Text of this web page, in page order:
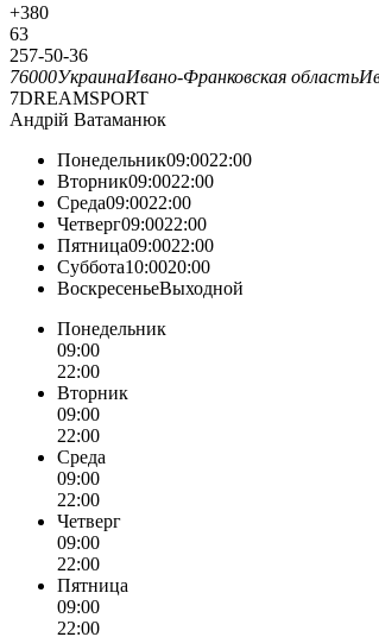
+380
63
257-50-36
76000УкраинаИвано-Франковская область
7DREAMSPORT
Андрій Ватаманюк
Понедельник09:0022:00
Вторник09:0022:00
Среда09:0022:00
Четверг09:0022:00
Пятница09:0022:00
Суббота10:0020:00
ВоскресеньеВыходной
Понедельник
09:00
22:00
Вторник
09:00
22:00
Среда
09:00
22:00
Четверг
09:00
22:00
Пятница
09:00
22:00